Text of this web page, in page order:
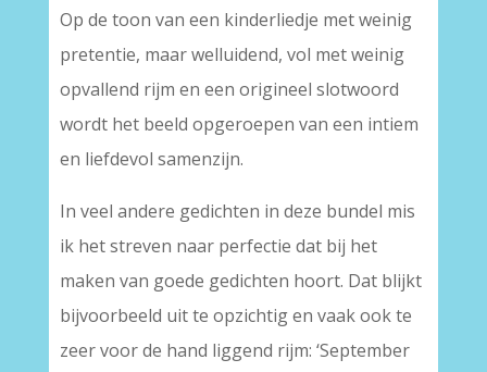
Op de toon van een kinderliedje met weinig
pretentie, maar welluidend, vol met weinig
opvallend rijm en een origineel slotwoord
wordt het beeld opgeroepen van een intiem
en liefdevol samenzijn.
In veel andere gedichten in deze bundel mis
ik het streven naar perfectie dat bij het
maken van goede gedichten hoort. Dat blijkt
bijvoorbeeld uit te opzichtig en vaak ook te
zeer voor de hand liggend rijm: ‘September